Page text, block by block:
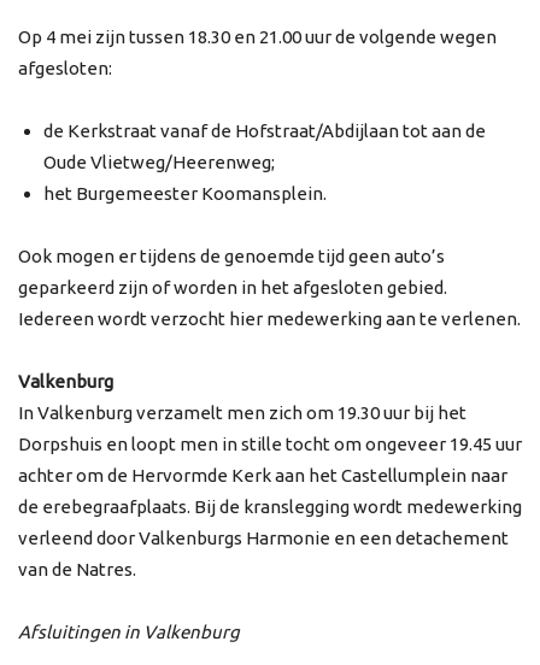
Op 4 mei zijn tussen 18.30 en 21.00 uur de volgende wegen
afgesloten:
de Kerkstraat vanaf de Hofstraat/Abdijlaan tot aan de
Oude Vlietweg/Heerenweg;
het Burgemeester Koomansplein.
Ook mogen er tijdens de genoemde tijd geen auto’s
geparkeerd zijn of worden in het afgesloten gebied.
Iedereen wordt verzocht hier medewerking aan te verlenen.
Valkenburg
In Valkenburg verzamelt men zich om 19.30 uur bij het
Dorpshuis en loopt men in stille tocht om ongeveer 19.45 uur
achter om de Hervormde Kerk aan het Castellumplein naar
de erebegraafplaats. Bij de kranslegging wordt medewerking
verleend door Valkenburgs Harmonie en een detachement
van de Natres.
Afsluitingen in Valkenburg